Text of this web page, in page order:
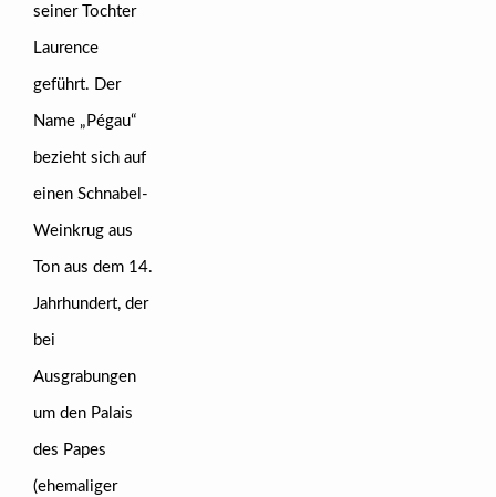
seiner Tochter
Laurence
geführt. Der
Name „Pégau“
bezieht sich auf
einen Schnabel-
Weinkrug aus
Ton aus dem 14.
Jahrhundert, der
bei
Ausgrabungen
um den Palais
des Papes
(ehemaliger